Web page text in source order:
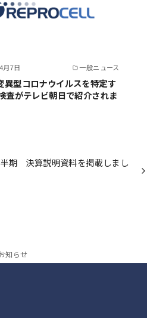
月7日 一般ニュース
異型コロナウイルスを特定す
査がテレビ朝日で紹介されま
期 決算説明資料を掲載しまし
知らせ